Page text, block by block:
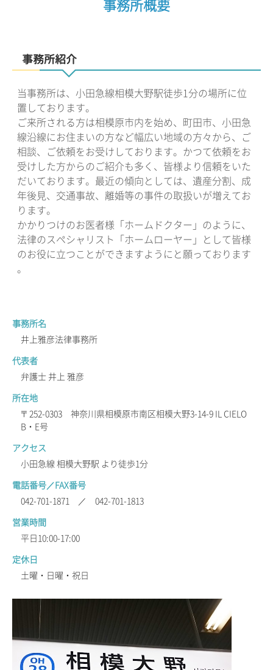
事務所概要
事務所紹介
当事務所は、小田急線相模大野駅徒歩1分の場所に位
置しております。
ご来所される方は相模原市内を始め、町田市、小田急
線沿線にお住まいの方など幅広い地域の方々から、ご
相談、ご依頼をお受けしております。かつて依頼をお
受けした方からのご紹介も多く、皆様より信頼をいた
だいております。最近の傾向としては、遺産分割、成
年後見、交通事故、離婚等の事件の取扱いが増えてお
ります。
かかりつけのお医者様「ホームドクター」のように、
法律のスペシャリスト「ホームローヤー」として皆様
のお役に立つことができますようにと願っております
。
事務所名
井上雅彦法律事務所
代表者
弁護士 井上 雅彦
所在地
〒252-0303 神奈川県相模原市南区相模大野3-14-9 IL CIELO
B・E号
アクセス
小田急線 相模大野駅 より徒歩1分
電話番号／FAX番号
042-701-1871 ／ 042-701-1813
営業時間
平日10:00-17:00
定休日
土曜・日曜・祝日